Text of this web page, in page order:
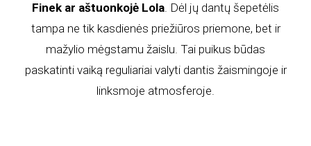
Finek ar aštuonkojė Lola. Dėl jų dantų šepetėlis
tampa ne tik kasdienės priežiūros priemone, bet ir
mažylio mėgstamu žaislu. Tai puikus būdas
paskatinti vaiką reguliariai valyti dantis žaismingoje ir
linksmoje atmosferoje.